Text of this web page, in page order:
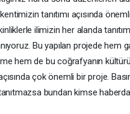
tanıtımı açısında
ilimizin her alanda
Bu yapılan projede hem
hem de bu coğrafyanın
çok önemli bir proje.
bundan kimse